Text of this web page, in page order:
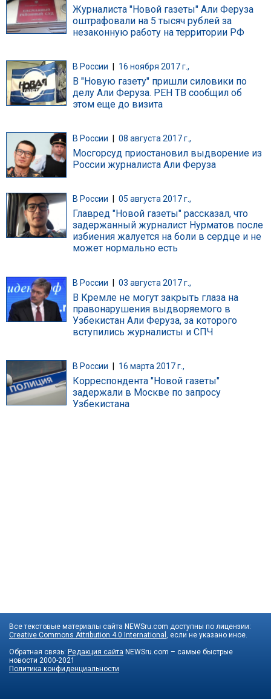
Журналиста "Новой газеты" Али Феруза
оштрафовали на 5 тысяч рублей за
незаконную работу на территории РФ
В России 16 ноября 2017 г.,
В "Новую газету" пришли силовики по
делу Али Феруза. РЕН ТВ сообщил об
этом еще до визита
В России 08 августа 2017 г.,
Мосгорсуд приостановил выдворение из
России журналиста Али Феруза
В России 05 августа 2017 г.,
Главред "Новой газеты" рассказал, что
задержанный журналист Нурматов после
избиения жалуется на боли в сердце и не
может нормально есть
В России 03 августа 2017 г.,
В Кремле не могут закрыть глаза на
правонарушения выдворяемого в
Узбекистан Али Феруза, за которого
вступились журналисты и СПЧ
В России 16 марта 2017 г.,
Корреспондента "Новой газеты"
задержали в Москве по запросу
Узбекистана
Все текстовые материалы сайта NEWSru.com доступны по лицензии:
Creative Commons Attribution 4.0 International , если не указано иное.
Обратная связь: Редакция сайта NEWSru.com – самые быстрые
новости 2000-2021
Политика конфиденциальности